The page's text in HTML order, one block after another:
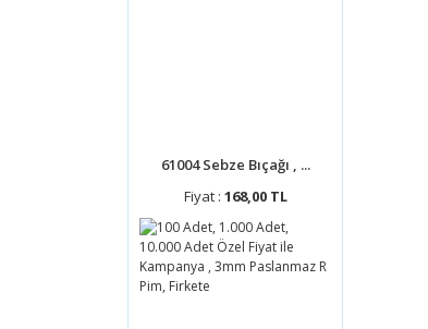
61004 Sebze Bıçağı , ...
Fiyat : 168,00 TL